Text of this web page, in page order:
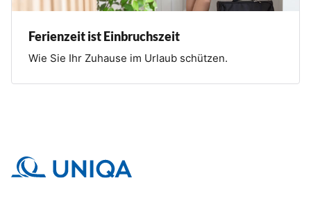
Ferienzeit ist Einbruchszeit
Wie Sie Ihr Zuhause im Urlaub schützen.